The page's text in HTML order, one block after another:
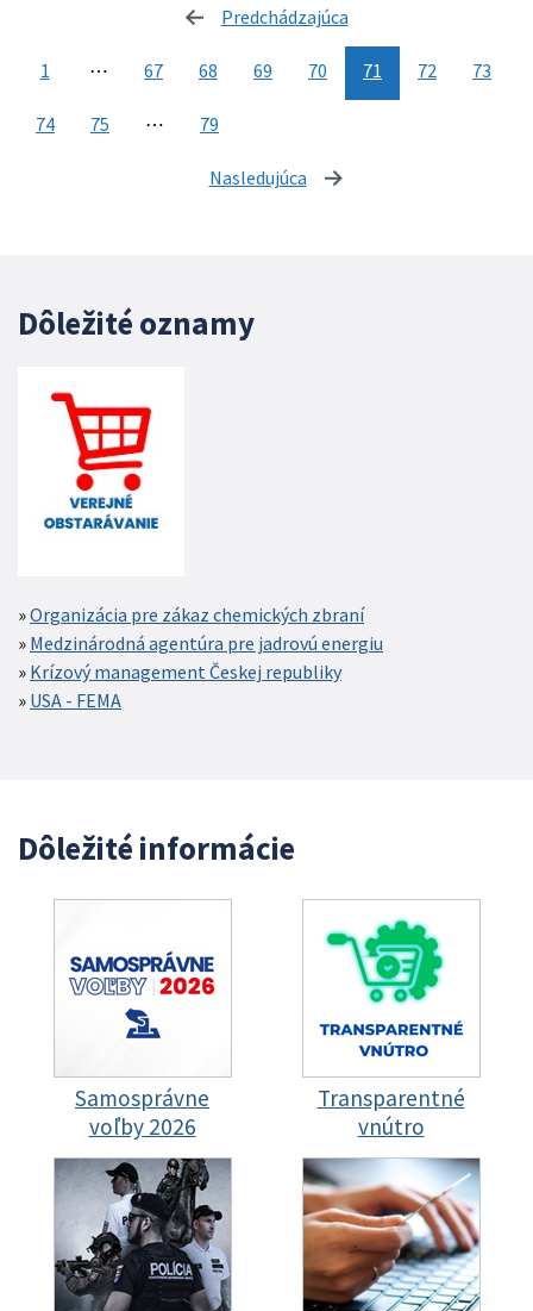
Predchádzajúca
1 ⋯ 67 68 69 70 71 72 73
74 75 ⋯ 79
Nasledujúca stránka
Dôležité oznamy
Organizácia pre zákaz chemických zbraní
Medzinárodná agentúra pre jadrovú energiu
Krízový management Českej republiky
USA - FEMA
Dôležité informácie
Samosprávne
voľby 2026
Transparentné
vnútro